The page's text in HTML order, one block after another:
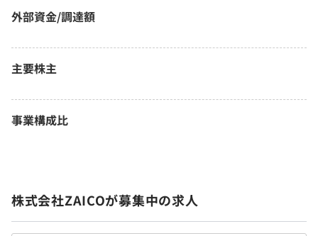
外部資金/調達額
主要株主
事業構成比
株式会社ZAICOが募集中の求人